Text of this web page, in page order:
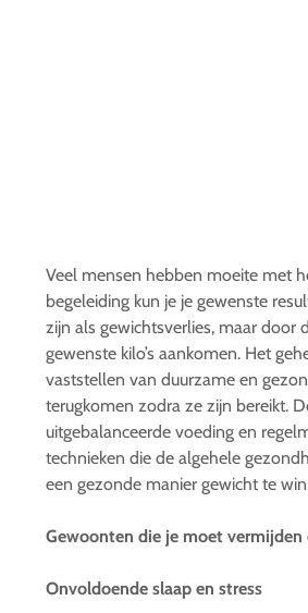
Veel mensen hebben moeite met
begeleiding kun je je gewenste
zijn als gewichtsverlies, maar door
gewenste kilo’s aankomen. Het
vaststellen van duurzame en
terugkomen zodra ze zijn bereikt.
uitgebalanceerde voeding en
technieken die de algehele
een gezonde manier gewicht te
Gewoonten die je moet
Onvoldoende slaap en stress